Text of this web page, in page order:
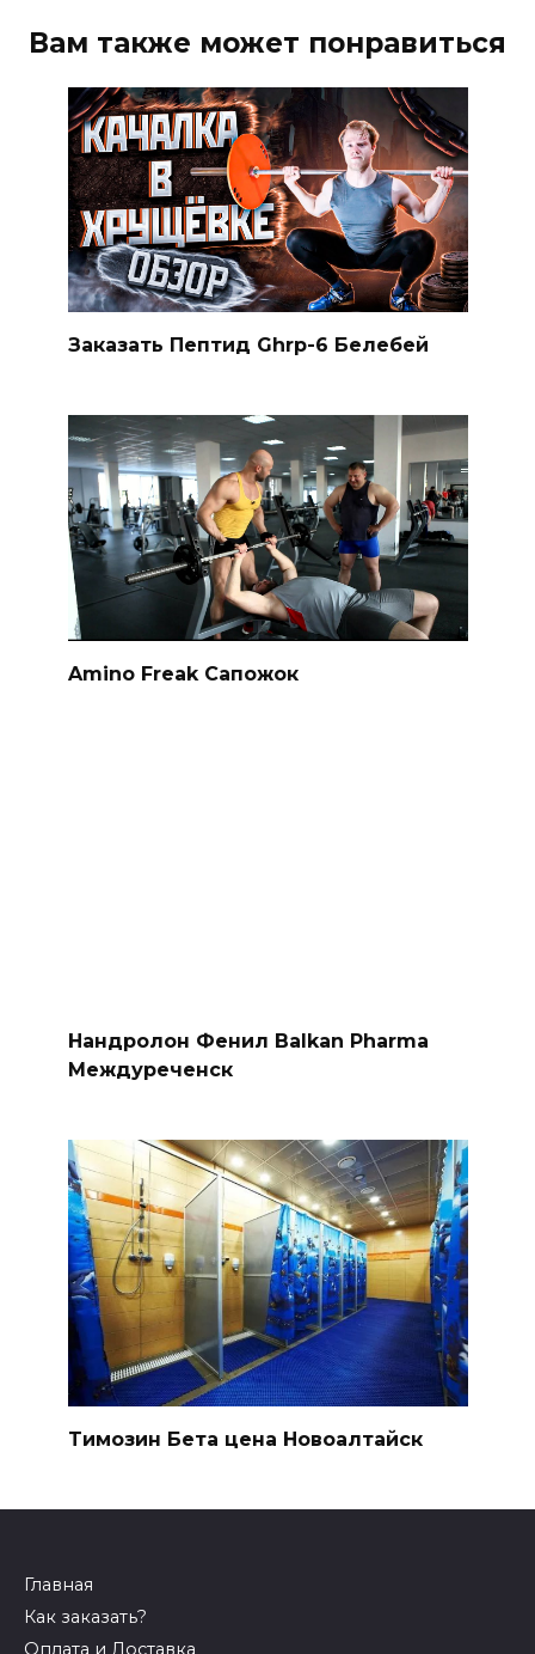
Вам также может понравиться
Заказать Пептид Ghrp-6 Белебей
Amino Freak Сапожок
Нандролон Фенил Balkan Pharma
Междуреченск
Tимозин Бета цена Новоалтайск
Главная
Как заказать?
Оплата и Доставка